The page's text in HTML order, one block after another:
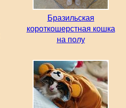
Бразильская
короткошерстная кошка
на полу